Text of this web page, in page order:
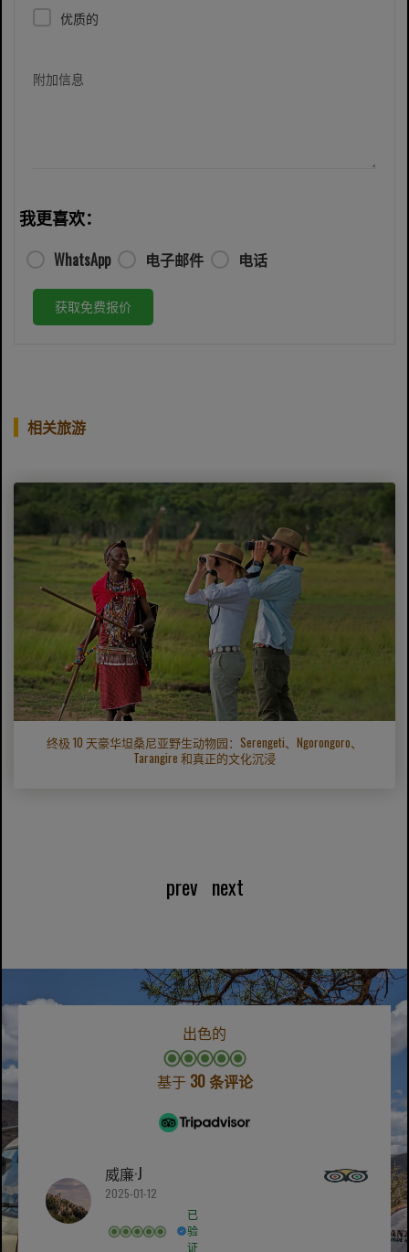
优质的
附加信息
我更喜欢：
WhatsApp 电子邮件 电话
获取免费报价
相关旅游
终极 10 天豪华坦桑尼亚野生动物园：Serengeti、Ngorongoro、
Tarangire 和真正的文化沉浸
prev next
出色的
基于 30 条评论
威廉·J
2025-01-12
已
验
证